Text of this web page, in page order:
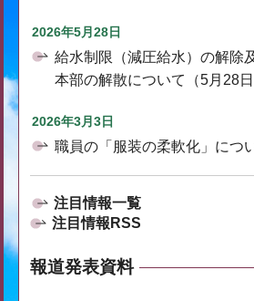
2026年5月28日
給水制限（減圧給水）の解除
本部の解散について（5月28日
2026年3月3日
職員の「服装の柔軟化」につ
注目情報一覧
注目情報RSS
報道発表資料